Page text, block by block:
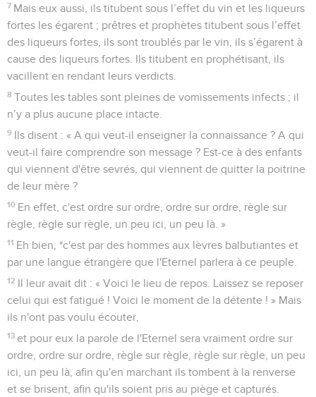
7 Mais eux aussi, ils titubent sous l’effet du vin et les liqueurs
fortes les égarent ; prêtres et prophètes titubent sous l’effet
des liqueurs fortes, ils sont troublés par le vin, ils s’égarent à
cause des liqueurs fortes. Ils titubent en prophétisant, ils
vacillent en rendant leurs verdicts.
8 Toutes les tables sont pleines de vomissements infects ; il
n’y a plus aucune place intacte.
9 Ils disent : « A qui veut-il enseigner la connaissance ? A qui
veut-il faire comprendre son message ? Est-ce à des enfants
qui viennent d'être sevrés, qui viennent de quitter la poitrine
de leur mère ?
10 En effet, c'est ordre sur ordre, ordre sur ordre, règle sur
règle, règle sur règle, un peu ici, un peu là. »
11 Eh bien, *c'est par des hommes aux lèvres balbutiantes et
par une langue étrangère que l'Eternel parlera à ce peuple.
12 Il leur avait dit : « Voici le lieu de repos. Laissez se reposer
celui qui est fatigué ! Voici le moment de la détente ! » Mais
ils n'ont pas voulu écouter,
13 et pour eux la parole de l'Eternel sera vraiment ordre sur
ordre, ordre sur ordre, règle sur règle, règle sur règle, un peu
ici, un peu là, afin qu'en marchant ils tombent à la renverse
et se brisent, afin qu'ils soient pris au piège et capturés.